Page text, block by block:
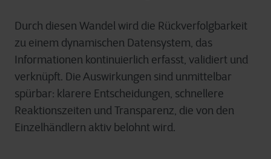
Durch diesen Wandel wird die Rückverfolgbarkeit
zu einem dynamischen Datensystem, das
Informationen kontinuierlich erfasst, validiert und
verknüpft. Die Auswirkungen sind unmittelbar
spürbar: klarere Entscheidungen, schnellere
Reaktionszeiten und Transparenz, die von den
Einzelhändlern aktiv belohnt wird.